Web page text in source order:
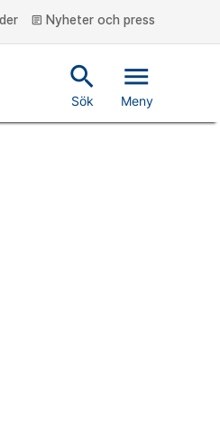
article Nyheter och press
search
Sök
menu
Meny